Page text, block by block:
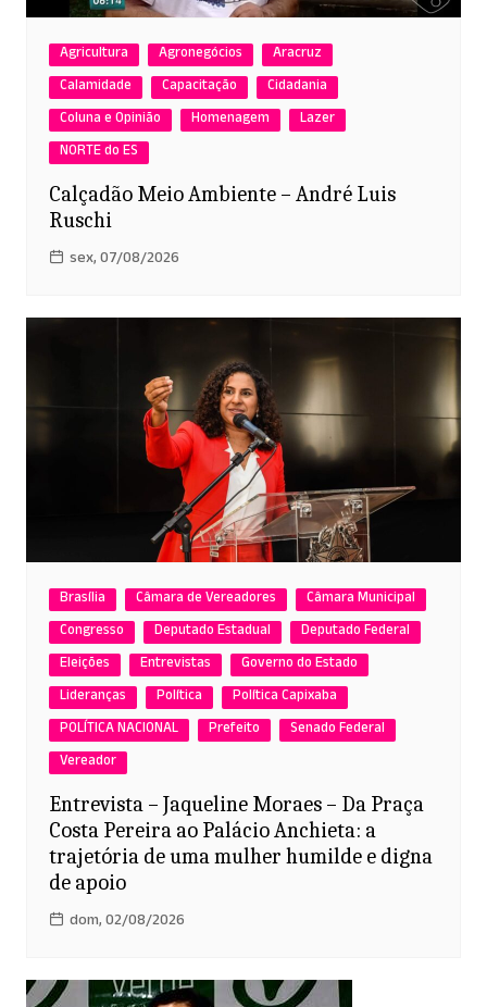
Agricultura Agronegócios
Aracruz
Calamidade
Capacitação
Cidadania
Coluna e Opinião
Homenagem
Lazer
NORTE do ES
Calçadão Meio Ambiente – André Luis
Ruschi
sex, 07/08/2026
Brasília Câmara de Vereadores
Câmara Municipal
Congresso
Deputado Estadual
Deputado Federal
Eleições
Entrevistas
Governo do Estado
Lideranças
Política
Política Capixaba
POLÍTICA NACIONAL
Prefeito
Senado Federal
Vereador
Entrevista – Jaqueline Moraes – Da Praça
Costa Pereira ao Palácio Anchieta: a
trajetória de uma mulher humilde e digna
de apoio
dom, 02/08/2026